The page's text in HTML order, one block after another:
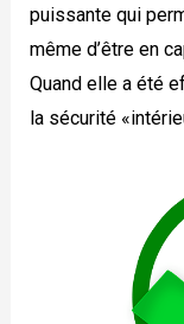
puissante qui
même d’être en
Quand elle a été
la sécurité